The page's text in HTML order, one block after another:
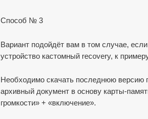
Способ № 3
Вариант подойдёт вам в том случае,
устройство кастомный recovery, к
Необходимо скачать последнюю версию
архивный документ в основу карты-
громкости» + «включение».